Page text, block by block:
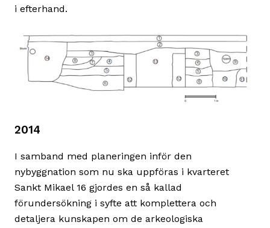
i efterhand.
2014
I samband med planeringen inför den
nybyggnation som nu ska uppföras i kvarteret
Sankt Mikael 16 gjordes en så kallad
förundersökning i syfte att komplettera och
detaljera kunskapen om de arkeologiska